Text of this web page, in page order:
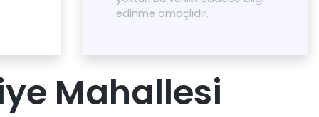
edinme amaçlıdır.
Mahallesi